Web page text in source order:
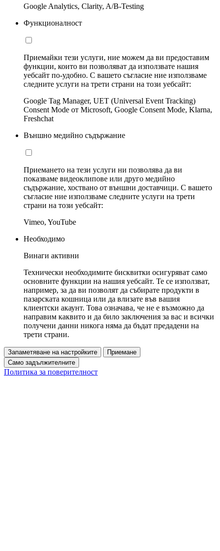
Google Analytics, Clarity, A/B-Testing
Функционалност
Приемайки тези услуги, ние можем да ви предоставим
функции, които ви позволяват да използвате нашия
уебсайт по-удобно. С вашето съгласие ние използваме
следните услуги на трети страни на този уебсайт:
Google Tag Manager, UET (Universal Event Tracking)
Consent Mode от Microsoft, Google Consent Mode, Klarna,
Freshchat
Външно медийно съдържание
Приемането на тези услуги ни позволява да ви
показваме видеоклипове или друго медийно
съдържание, хоствано от външни доставчици. С вашето
съгласие ние използваме следните услуги на трети
страни на този уебсайт:
Vimeo, YouTube
Необходимо
Винаги активни
Технически необходимите бисквитки осигуряват само
основните функции на нашия уебсайт. Те се използват,
например, за да ви позволят да събирате продукти в
пазарската кошница или да влизате във вашия
клиентски акаунт. Това означава, че не е възможно да
направим каквито и да било заключения за вас и всички
получени данни никога няма да бъдат предадени на
трети страни.
Запаметяване на настройките
Приемане
Само задължителните
Политика за поверителност